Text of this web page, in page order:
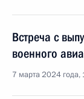
Встреча с
военного
7 марта 2024 года,